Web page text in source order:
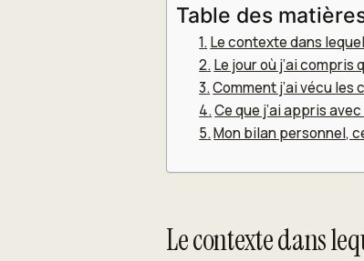
Table des
Le contexte dans
Le jour où j’ai
Comment j’ai vécu
Ce que j’ai appris
Mon bilan personnel,
Le contexte dans